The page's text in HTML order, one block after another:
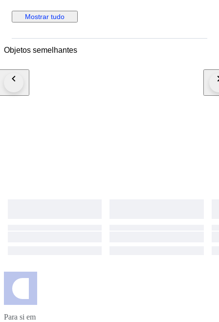
Mostrar tudo
Objetos semelhantes
Para si em